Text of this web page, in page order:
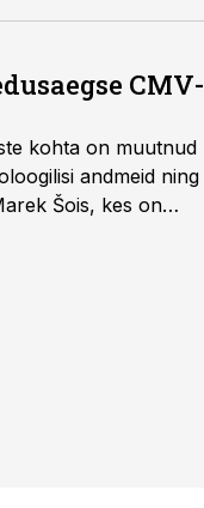
CMV-
kohta on muutnud
andmeid ning
Šois, kes on